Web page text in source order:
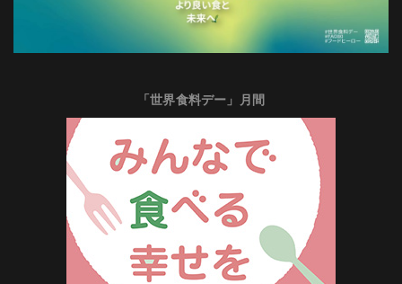
「世界食料デー」月間